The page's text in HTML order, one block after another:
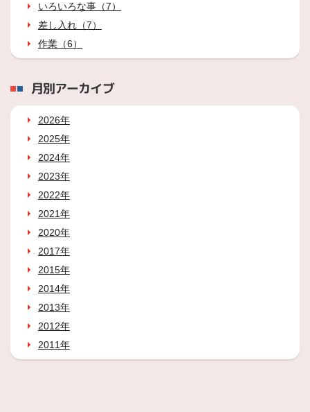
いろいろな事（7）
差し入れ（7）
作業（6）
月別アーカイブ
2026年
2025年
2024年
2023年
2022年
2021年
2020年
2017年
2015年
2014年
2013年
2012年
2011年